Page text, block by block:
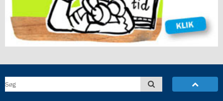
International
10.
klasse
5.3:
International
profil
Musikskole
6.1:
Musikskolens
program